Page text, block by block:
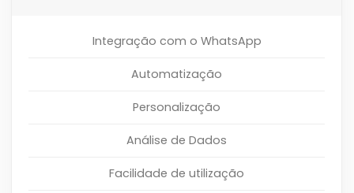
Integração com o WhatsApp
Automatização
Personalização
Análise de Dados
Facilidade de utilização